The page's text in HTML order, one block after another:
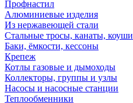
Профнастил
Алюминиевые изделия
Из нержавеющей стали
Стальные тросы, канаты, коуши
Баки, ёмкости, кессоны
Крепеж
Котлы газовые и дымоходы
Коллекторы, группы и узлы
Насосы и насосные станции
Теплообменники